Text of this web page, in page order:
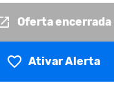
Oferta encerrada
Ativar Alerta